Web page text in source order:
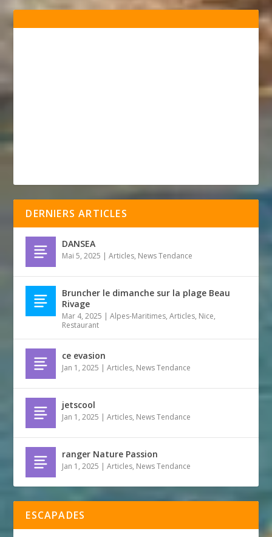
DERNIERS ARTICLES
DANSEA
Mai 5, 2025 |Articles, News Tendance
Bruncher le dimanche sur la plage Beau
Rivage
Mar 4, 2025 |Alpes-Maritimes,Articles, Nice,
Restaurant
ce evasion
Jan 1, 2025 |Articles, News Tendance
jetscool
Jan 1, 2025 |Articles, News Tendance
ranger Nature Passion
Jan 1, 2025 |Articles, News Tendance
ESCAPADES